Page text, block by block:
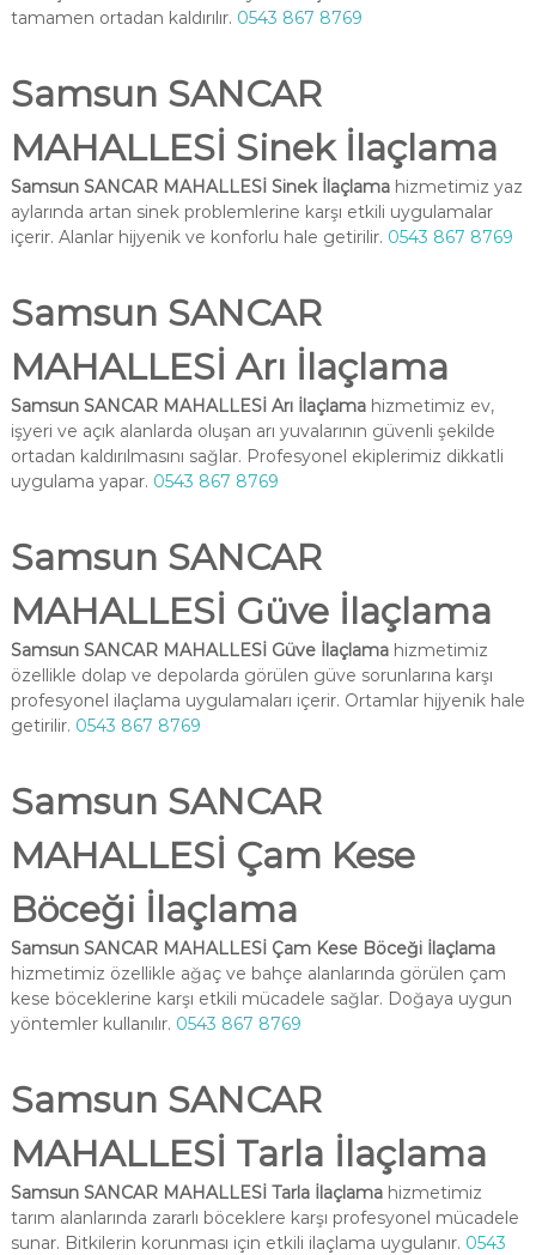
tamamen ortadan kaldırılır. 0543 867 8769
Samsun SANCAR
MAHALLESİ Sinek İlaçlama
Samsun SANCAR MAHALLESİ Sinek İlaçlamahizmetimiz yaz
aylarında artan sinek problemlerine karşı etkili uygulamalar
içerir. Alanlar hijyenik ve konforlu hale getirilir. 0543 867 8769
Samsun SANCAR
MAHALLESİ Arı İlaçlama
Samsun SANCAR MAHALLESİ Arı İlaçlamahizmetimiz ev,
işyeri ve açık alanlarda oluşan arı yuvalarının güvenli şekilde
ortadan kaldırılmasını sağlar. Profesyonel ekiplerimiz dikkatli
uygulama yapar. 0543 867 8769
Samsun SANCAR
MAHALLESİ Güve İlaçlama
Samsun SANCAR MAHALLESİ Güve İlaçlamahizmetimiz
özellikle dolap ve depolarda görülen güve sorunlarına karşı
profesyonel ilaçlama uygulamaları içerir. Ortamlar hijyenik hale
getirilir. 0543 867 8769
Samsun SANCAR
MAHALLESİ Çam Kese
Böceği İlaçlama
Samsun SANCAR MAHALLESİ Çam Kese Böceği İlaçlama
hizmetimiz özellikle ağaç ve bahçe alanlarında görülen çam
kese böceklerine karşı etkili mücadele sağlar. Doğaya uygun
yöntemler kullanılır. 0543 867 8769
Samsun SANCAR
MAHALLESİ Tarla İlaçlama
Samsun SANCAR MAHALLESİ Tarla İlaçlamahizmetimiz
tarım alanlarında zararlı böceklere karşı profesyonel mücadele
sunar. Bitkilerin korunması için etkili ilaçlama uygulanır. 0543